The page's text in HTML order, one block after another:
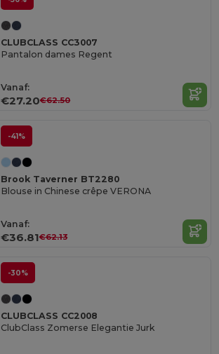
CLUBCLASS CC3007
Pantalon dames Regent
Vanaf:
€27.20€62.50
-41%
Brook Taverner BT2280
Blouse in Chinese crêpe VERONA
Vanaf:
€36.81€62.13
-30%
CLUBCLASS CC2008
ClubClass Zomerse Elegantie Jurk